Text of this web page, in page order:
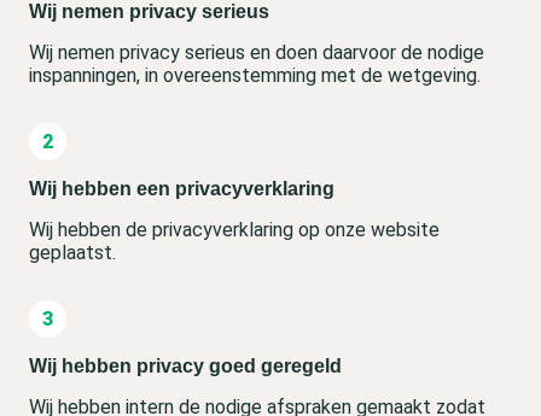
Wij nemen privacy serieus
Wij nemen privacy serieus en doen daarvoor de nodige
inspanningen, in overeenstemming met de wetgeving.
Wij hebben een privacyverklaring
Wij hebben de privacyverklaring op onze website
geplaatst.
Wij hebben privacy goed geregeld
Wij hebben intern de nodige afspraken gemaakt zodat